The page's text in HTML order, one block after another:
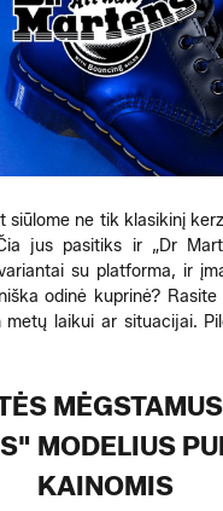
siūlome ne tik klasikinį
jus pasitiks ir „Dr
su platforma, ir
odinė kuprinė?
laikui ar situacijai.
MODELIUS
KAINOMIS